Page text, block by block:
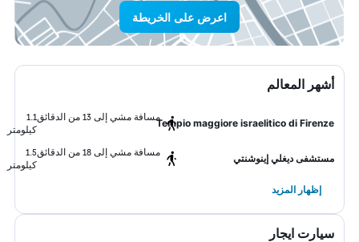
اعرض على الخريطة
أشهر المعالم
Tempio maggiore israelitico di Firenze
مسافة مشي إلى 13 من الدقائق
1.1
كيلومتر
مستشفى ديغلي إينوشنتي
مسافة مشي إلى 18 من الدقائق
1.5
كيلومتر
إظهار المزيد
سيارت ايجار